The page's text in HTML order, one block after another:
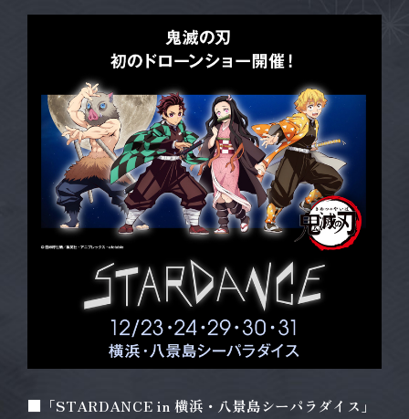
■「STARDANCE in 横浜・八景島シーパラダイス」